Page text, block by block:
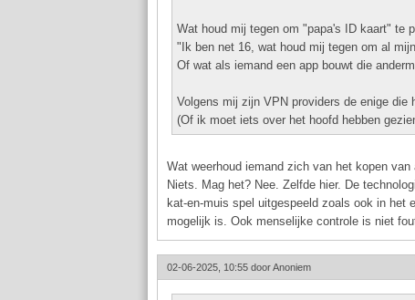
Wat houd mij tegen om "papa's ID kaart" te
"Ik ben net 16, wat houd mij tegen om al
Of wat als iemand een app bouwt die
Volgens mij zijn VPN providers de enige die
(Of ik moet iets over het hoofd hebben
Wat weerhoud iemand zich van het kopen
Niets. Mag het? Nee. Zelfde hier. De
kat-en-muis spel uitgespeeld zoals ook in het
mogelijk is. Ook menselijke controle is niet
02-06-2025, 10:55 doorAnoniem